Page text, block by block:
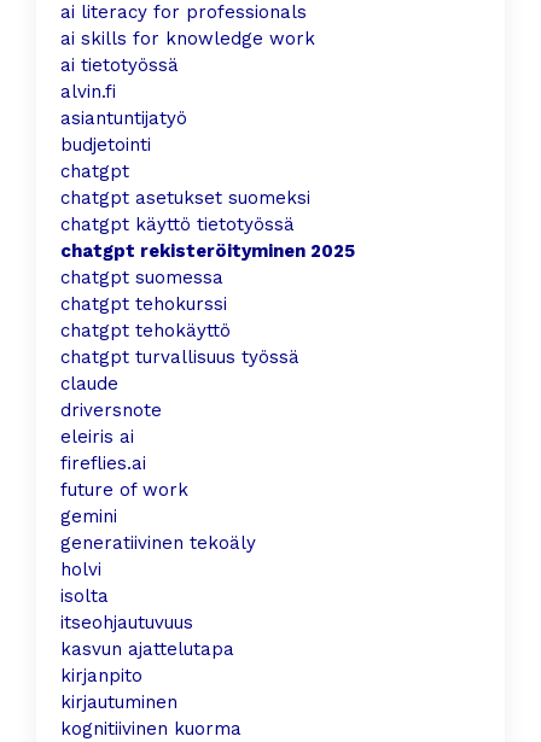
ai literacy for professionals
ai skills for knowledge work
ai tietotyössä
alvin.fi
asiantuntijatyö
budjetointi
chatgpt
chatgpt asetukset suomeksi
chatgpt käyttö tietotyössä
chatgpt rekisteröityminen 2025
chatgpt suomessa
chatgpt tehokurssi
chatgpt tehokäyttö
chatgpt turvallisuus työssä
claude
driversnote
eleiris ai
fireflies.ai
future of work
gemini
generatiivinen tekoäly
holvi
isolta
itseohjautuvuus
kasvun ajattelutapa
kirjanpito
kirjautuminen
kognitiivinen kuorma